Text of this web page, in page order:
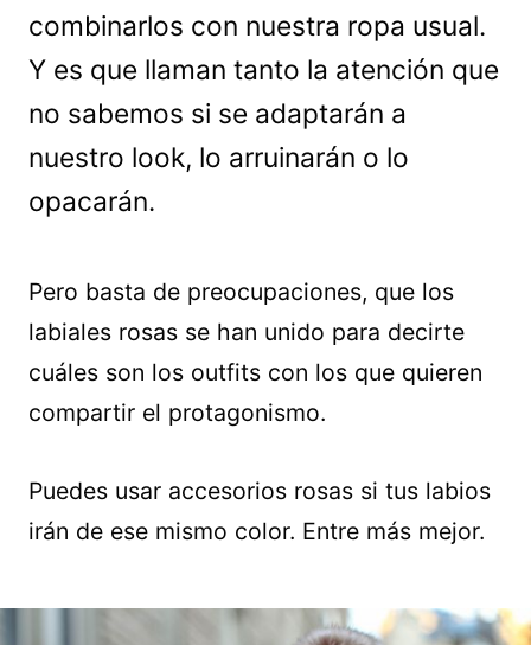
combinarlos con nuestra ropa usual.
Y es que llaman tanto la atención que
no sabemos si se adaptarán a
nuestro look, lo arruinarán o lo
opacarán.
Pero basta de preocupaciones, que los
labiales rosas se han unido para decirte
cuáles son los outfits con los que quieren
compartir el protagonismo.
Puedes usar accesorios rosas si tus labios
irán de ese mismo color. Entre más mejor.